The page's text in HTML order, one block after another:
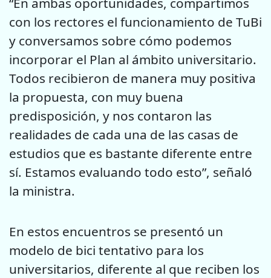
con los rectores el funcionamiento de TuBi
y conversamos sobre cómo podemos
incorporar el Plan al ámbito universitario.
Todos recibieron de manera muy positiva
la propuesta, con muy buena
predisposición, y nos contaron las
realidades de cada una de las casas de
estudios que es bastante diferente entre
sí. Estamos evaluando todo esto”, señaló
la ministra.
En estos encuentros se presentó un
modelo de bici tentativo para los
universitarios, diferente al que reciben los